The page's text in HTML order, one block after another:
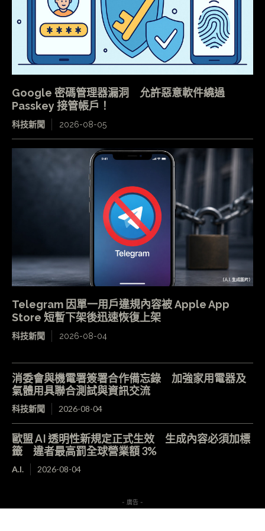
Google 密碼管理器漏洞 允許惡意軟件繞過
Passkey 接管帳戶！
科技新聞 2026-08-05
Telegram 因單一用戶違規內容被 Apple App
Store 短暫下架後迅速恢復上架
科技新聞 2026-08-04
消委會與機電署簽署合作備忘錄 加強家用電器及
氣體用具聯合測試與資訊交流
科技新聞 2026-08-04
歐盟 AI 透明性新規定正式生效 生成內容必須加標
籤 違者最高罰全球營業額 3%
A.I. 2026-08-04
- 廣告 -